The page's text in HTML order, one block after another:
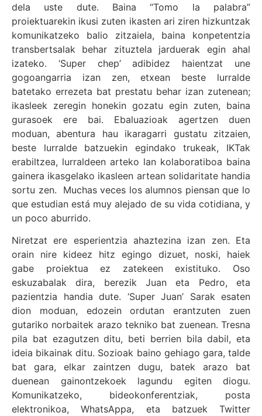
dela uste dute. Baina “Tomo la palabra”
proiektuarekin ikusi zuten ikasten ari ziren hizkuntzak
komunikatzeko balio zitzaiela, baina konpetentzia
transbertsalak behar zituztela jarduerak egin ahal
izateko. ‘Super chep’ adibidez haientzat une
gogoangarria izan zen, etxean beste lurralde
batetako errezeta bat prestatu behar izan zutenean;
ikasleek zeregin honekin gozatu egin zuten, baina
gurasoek ere bai. Ebaluazioak agertzen duen
moduan, abentura hau ikaragarri gustatu zitzaien,
beste lurralde batzuekin egindako trukeak, IKTak
erabiltzea, lurraldeen arteko lan kolaboratiboa baina
gainera ikasgelako ikasleen artean solidaritate handia
sortu zen. Muchas veces los alumnos piensan que lo
que estudian está muy alejado de su vida cotidiana, y
un poco aburrido.
Niretzat ere esperientzia ahaztezina izan zen. Eta
orain nire kideez hitz egingo dizuet, noski, haiek
gabe proiektua ez zatekeen existituko. Oso
eskuzabalak dira, berezik Juan eta Pedro, eta
pazientzia handia dute. ‘Super Juan’ Sarak esaten
dion moduan, edozein ordutan erantzuten zuen
gutariko norbaitek arazo tekniko bat zuenean. Tresna
pila bat ezagutzen ditu, beti berrien bila dabil, eta
ideia bikainak ditu. Sozioak baino gehiago gara, talde
bat gara, elkar zaintzen dugu, batek arazo bat
duenean gainontzekoek lagundu egiten diogu.
Komunikatzeko, bideokonferentziak, posta
elektronikoa, WhatsAppa, eta batzuek Twitter